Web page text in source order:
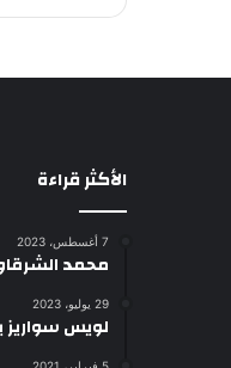
الأكثر قراءة
7 أغسطس، 2023
محمد
29 يوليو، 2023
لويس سواريز